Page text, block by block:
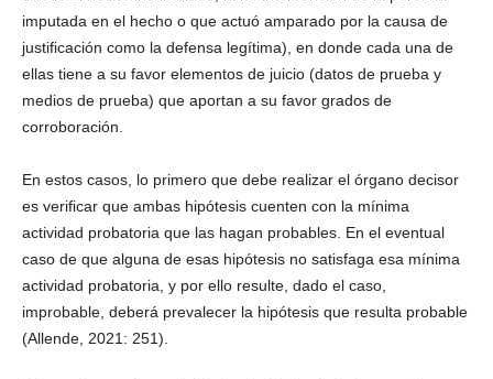
imputada en el hecho o que actuó amparado por la causa de
justificación como la defensa legítima), en donde cada una de
ellas tiene a su favor elementos de juicio (datos de prueba y
medios de prueba) que aportan a su favor grados de
corroboración.
En estos casos, lo primero que debe realizar el órgano decisor
es verificar que ambas hipótesis cuenten con la mínima
actividad probatoria que las hagan probables. En el eventual
caso de que alguna de esas hipótesis no satisfaga esa mínima
actividad probatoria, y por ello resulte, dado el caso,
improbable, deberá prevalecer la hipótesis que resulta probable
(Allende, 2021: 251).